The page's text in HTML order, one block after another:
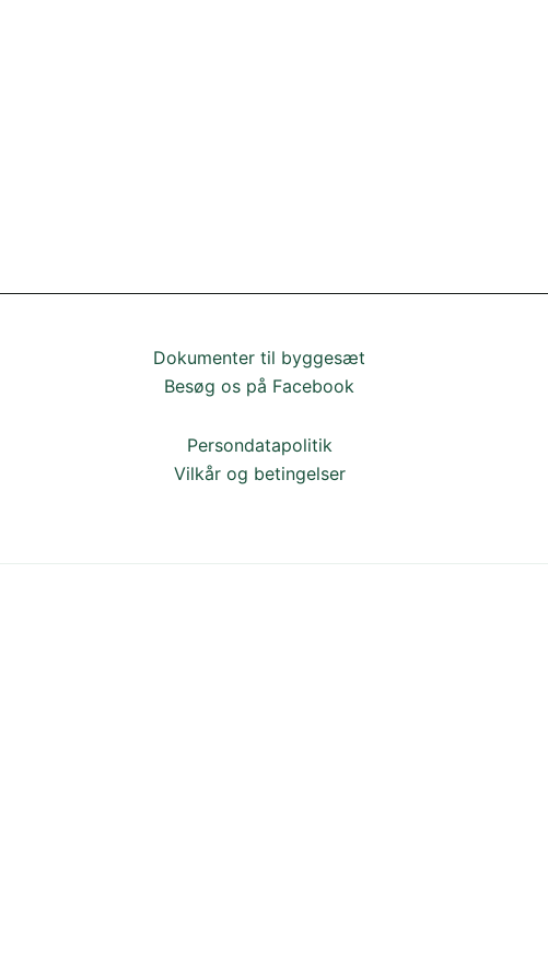
Dokumenter til byggesæt
Besøg os på Facebook
Persondatapolitik
Vilkår og betingelser